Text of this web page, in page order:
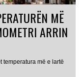
MË
ARRIN
temperatura më e lartë